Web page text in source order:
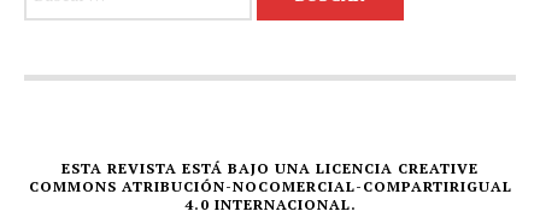
ESTA REVISTA ESTÁ BAJO UNA LICENCIA CREATIVE
COMMONS ATRIBUCIÓN-NOCOMERCIAL-COMPARTIRIGUAL
4.0 INTERNACIONAL.